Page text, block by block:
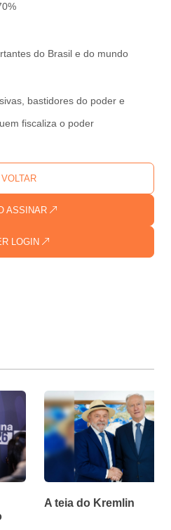
do Brasil e do mundo
bastidores do poder e
fiscaliza o poder
LOGIN
ASSINAR
VOLTAR
A teia do Kremlin